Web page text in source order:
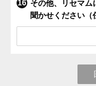
その他、リセマム
聞かせください（